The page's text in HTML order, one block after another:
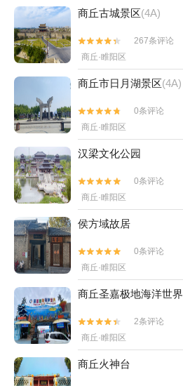
商丘古城景区(4A)


267条评论
商丘·睢阳区
商丘市日月湖景区(4A)


0条评论
商丘·睢阳区
汉梁文化公园


0条评论
商丘·睢阳区
侯方域故居


0条评论
商丘·睢阳区
商丘圣嘉极地海洋世界


2条评论
商丘·睢阳区
商丘火神台